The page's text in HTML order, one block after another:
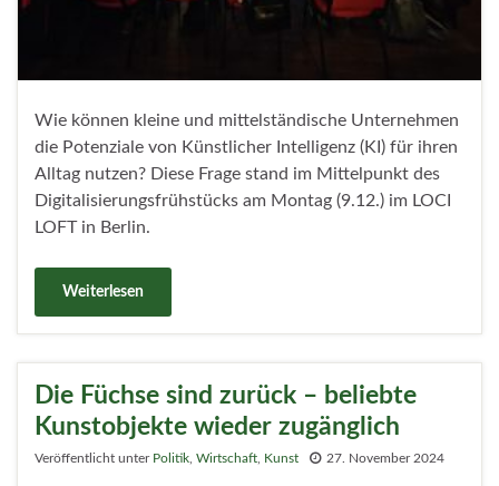
Wie können kleine und mittelständische Unternehmen
die Potenziale von Künstlicher Intelligenz (KI) für ihren
Alltag nutzen? Diese Frage stand im Mittelpunkt des
Digitalisierungsfrühstücks am Montag (9.12.) im LOCI
LOFT in Berlin.
Weiterlesen
Die Füchse sind zurück – beliebte
Kunstobjekte wieder zugänglich
Veröffentlicht unter Politik Wirtschaft Kunst 27. November 2024